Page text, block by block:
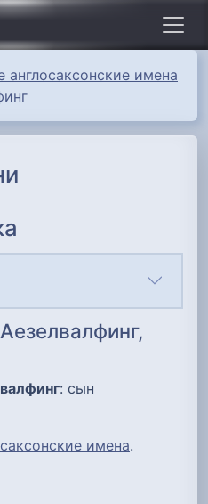
англосаксонские имена
: сын
имена.